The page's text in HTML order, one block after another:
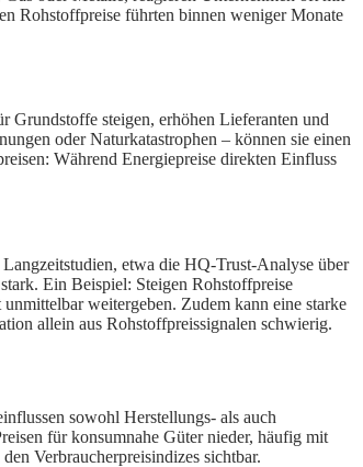
Rohstoffpreise führten binnen weniger Monate
Grundstoffe steigen, erhöhen Lieferanten und
oder Naturkatastrophen – können sie einen
Während Energiepreise direkten Einfluss
etwa die HQ-Trust-Analyse über
Ein Beispiel: Steigen Rohstoffpreise
weitergeben. Zudem kann eine starke
allein aus Rohstoffpreissignalen schwierig.
sowohl Herstellungs- als auch
für konsumnahe Güter nieder, häufig mit
Verbraucherpreisindizes sichtbar.